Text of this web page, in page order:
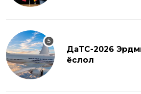
ДаТС-2026
ёслол